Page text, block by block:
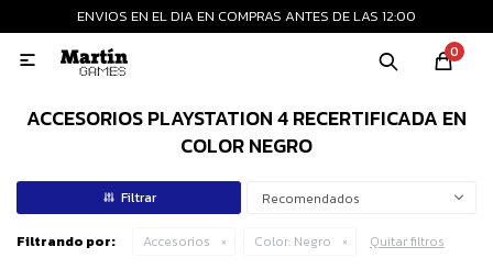
ENVIOS EN EL DIA EN COMPRAS ANTES DE LAS 12:00
0

ACCESORIOS PLAYSTATION 4 RECERTIFICADA EN
COLOR NEGRO
Recomendados
Filtrando por: Accesorios Color: Negro Quitar filtros
MI CUENTA
Consolas nuevas